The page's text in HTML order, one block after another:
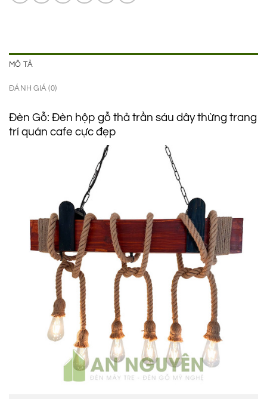
MÔ TẢ
ĐÁNH GIÁ (0)
Đèn Gỗ: Đèn hộp gỗ thả trần sáu dây thừng trang
trí quán cafe cực đẹp